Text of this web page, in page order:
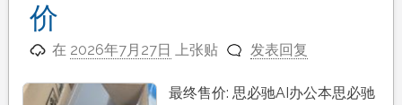
价
在 2026年7月27日 上张贴 发表回复
最终售价: 思必驰AI办公本思必驰